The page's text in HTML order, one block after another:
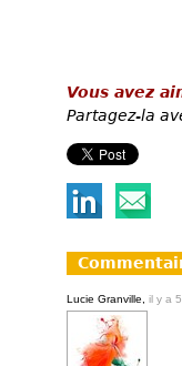
Vous avez
Partagez-la
Lucie Granville, il y a